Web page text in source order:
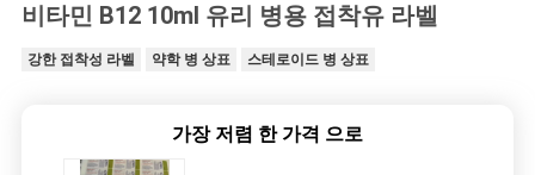
비타민 B12 10ml 유리 병용 접착유 라벨
강한 접착성 라벨 약학 병 상표 스테로이드 병 상표
가장 저렴 한 가격 으로